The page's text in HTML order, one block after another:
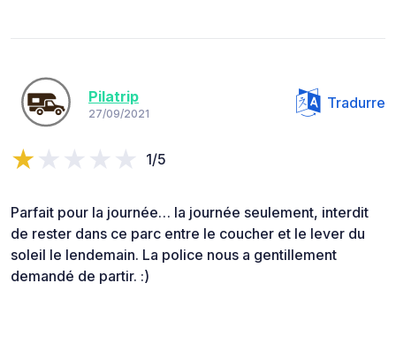
Pilatrip
27/09/2021
Tradurre
1/5
Parfait pour la journée… la journée seulement, interdit
de rester dans ce parc entre le coucher et le lever du
soleil le lendemain. La police nous a gentillement
demandé de partir. :)